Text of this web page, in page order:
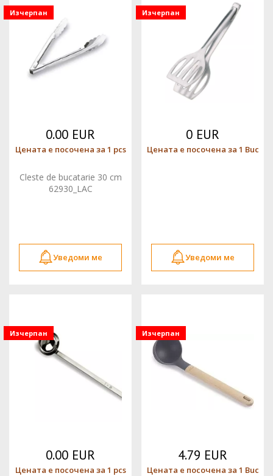
Изчерпан
0.00 EUR
Цената е посочена за 1 pcs
Cleste de bucatarie 30 cm
62930_LAC
Уведоми ме
Изчерпан
0 EUR
Цената е посочена за 1 Buc
Уведоми ме
Изчерпан
0.00 EUR
Цената е посочена за 1 pcs
Изчерпан
4.79 EUR
Цената е посочена за 1 Buc